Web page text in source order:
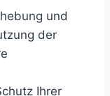
und
der
Ihrer